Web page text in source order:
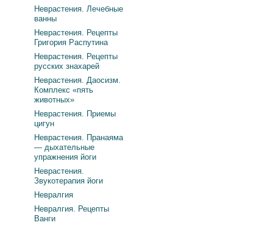
Неврастения. Лечебные
ванны
Неврастения. Рецепты
Григория Распутина
Неврастения. Рецепты
русских знахарей
Неврастения. Даосизм.
Комплекс «пять
животных»
Неврастения. Приемы
цигун
Неврастения. Пранаяма
— дыхательные
упражнения йоги
Неврастения.
Звукотерапия йоги
Невралгия
Невралгия. Рецепты
Ванги